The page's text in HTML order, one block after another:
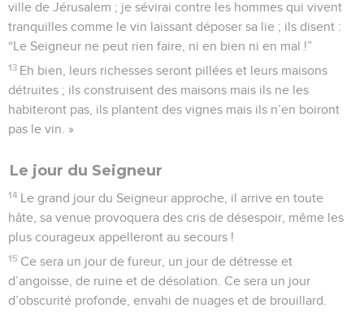
ville de Jérusalem ; je sévirai contre les hommes qui vivent
tranquilles comme le vin laissant déposer sa lie ; ils disent :
“Le Seigneur ne peut rien faire, ni en bien ni en mal !”
13 Eh bien, leurs richesses seront pillées et leurs maisons
détruites ; ils construisent des maisons mais ils ne les
habiteront pas, ils plantent des vignes mais ils n’en boiront
pas le vin. »
Le jour du Seigneur
14 Le grand jour du Seigneur approche, il arrive en toute
hâte, sa venue provoquera des cris de désespoir, même les
plus courageux appelleront au secours !
15 Ce sera un jour de fureur, un jour de détresse et
d’angoisse, de ruine et de désolation. Ce sera un jour
d’obscurité profonde, envahi de nuages et de brouillard.